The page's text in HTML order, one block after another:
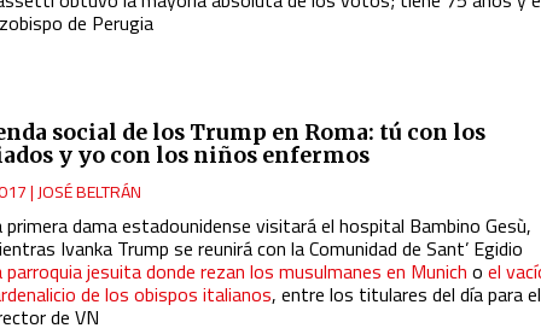
de Perugia
social de los Trump en Roma: tú con los
y yo con los niños enfermos
|JOSÉ BELTRÁN
primera dama estadounidense visitará el hospital Bambino Gesù,
Ivanka Trump se reunirá con la Comunidad de Sant’ Egidio
parroquia jesuita donde rezan los musulmanes en Munich oel
de los obispos italianos, entre los titulares del día para el
de VN